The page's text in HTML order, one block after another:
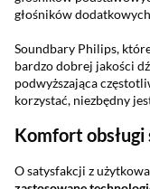
głośników
Soundbary Philips,
bardzo dobrej jakości
podwyższająca
korzystać, niezbędny
Komfort
O satysfakcji z